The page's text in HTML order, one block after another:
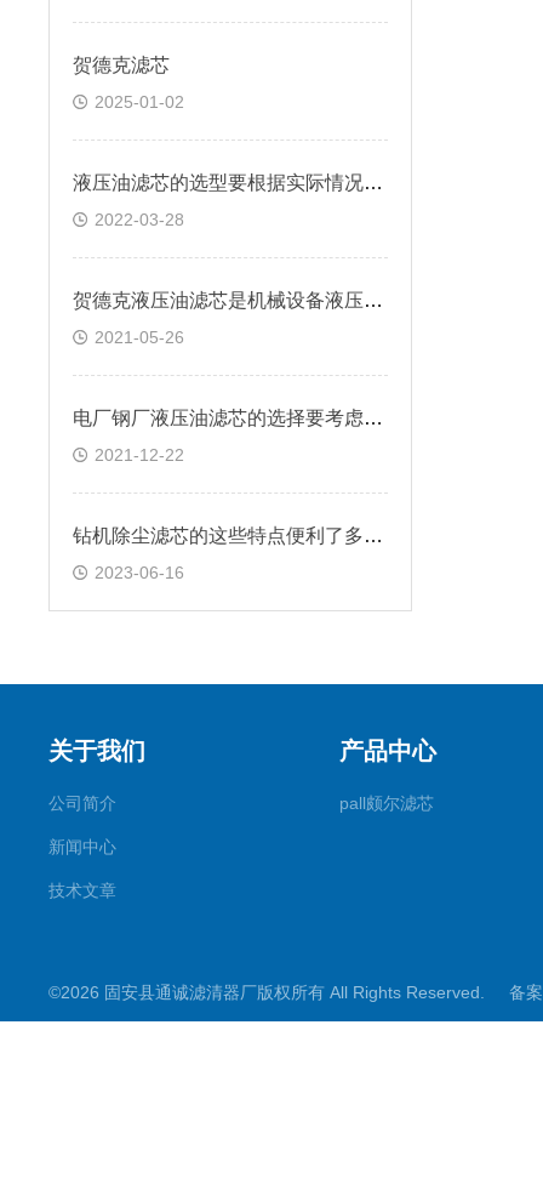
贺德克滤芯
2025-01-02
液压油滤芯的选型要根据实际情况来考虑
2022-03-28
贺德克液压油滤芯是机械设备液压系统中重要部件
2021-05-26
电厂钢厂液压油滤芯的选择要考虑哪些因素
2021-12-22
钻机除尘滤芯的这些特点便利了多种行业
2023-06-16
关于我们
公司简介
新闻中心
技术文章
产品中心
pall颇尔滤芯
©2026 固安县通诚滤清器厂版权所有 All Rights Reserved. 备